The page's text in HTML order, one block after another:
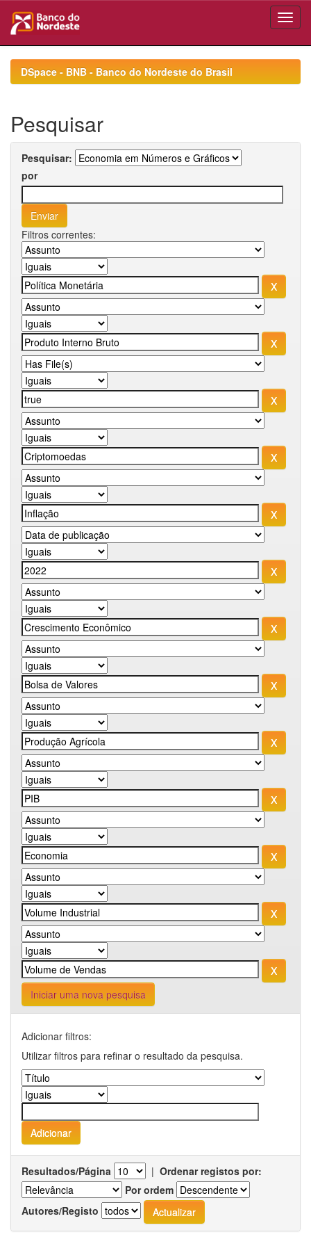
navigationDSpace - BNB - Banco do Nordeste do Brasil
Pesquisar
Pesquisar:
por
Filtros correntes:
Iniciar uma nova pesquisa
Adicionar filtros:
Utilizar filtros para refinar o resultado da pesquisa.
Resultados/Página | Ordenar registos por:
Por ordem
Autores/Registo